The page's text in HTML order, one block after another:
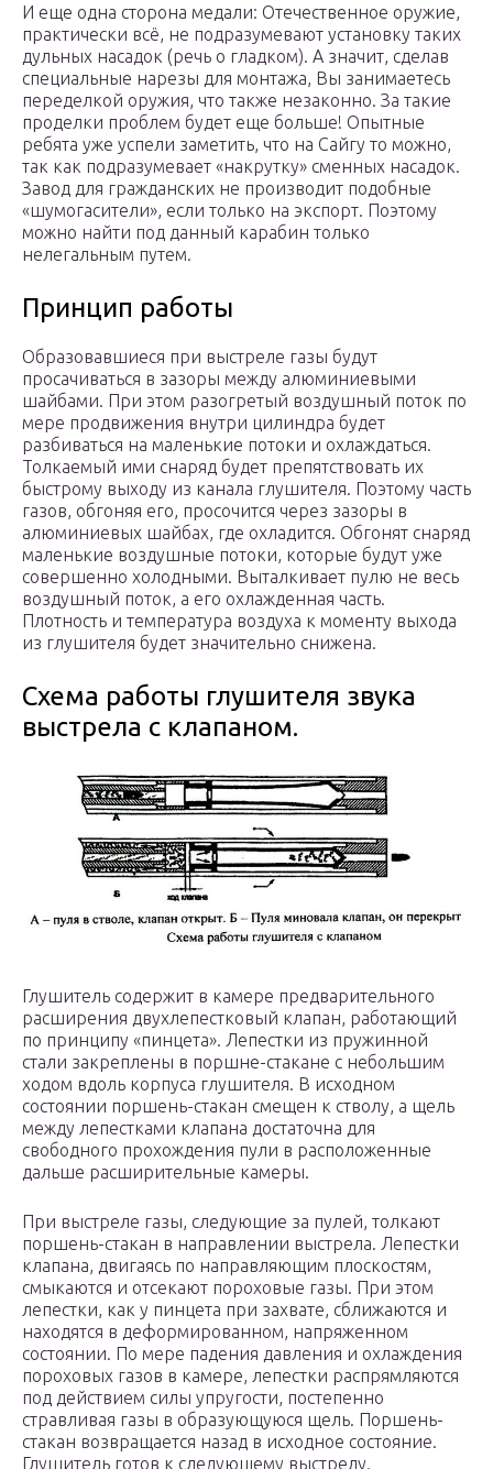
И еще одна сторона медали: Отечественное оружие,
практически всё, не подразумевают установку таких
дульных насадок (речь о гладком). А значит, сделав
специальные нарезы для монтажа, Вы занимаетесь
переделкой оружия, что также незаконно. За такие
проделки проблем будет еще больше! Опытные
ребята уже успели заметить, что на Сайгу то можно,
так как подразумевает «накрутку» сменных насадок.
Завод для гражданских не производит подобные
«шумогасители», если только на экспорт. Поэтому
можно найти под данный карабин только
нелегальным путем.
Принцип работы
Образовавшиеся при выстреле газы будут
просачиваться в зазоры между алюминиевыми
шайбами. При этом разогретый воздушный поток по
мере продвижения внутри цилиндра будет
разбиваться на маленькие потоки и охлаждаться.
Толкаемый ими снаряд будет препятствовать их
быстрому выходу из канала глушителя. Поэтому часть
газов, обгоняя его, просочится через зазоры в
алюминиевых шайбах, где охладится. Обгонят снаряд
маленькие воздушные потоки, которые будут уже
совершенно холодными. Выталкивает пулю не весь
воздушный поток, а его охлажденная часть.
Плотность и температура воздуха к моменту выхода
из глушителя будет значительно снижена.
Схема работы глушителя звука
выстрела с клапаном.
Глушитель содержит в камере предварительного
расширения двухлепестковый клапан, работающий
по принципу «пинцета». Лепестки из пружинной
стали закреплены в поршне-стакане с небольшим
ходом вдоль корпуса глушителя. В исходном
состоянии поршень-стакан смещен к стволу, а щель
между лепестками клапана достаточна для
свободного прохождения пули в расположенные
дальше расширительные камеры.
При выстреле газы, следующие за пулей, толкают
поршень-стакан в направлении выстрела. Лепестки
клапана, двигаясь по направляющим плоскостям,
смыкаются и отсекают пороховые газы. При этом
лепестки, как у пинцета при захвате, сближаются и
находятся в деформированном, напряженном
состоянии. По мере падения давления и охлаждения
пороховых газов в камере, лепестки распрямляются
под действием силы упругости, постепенно
стравливая газы в образующуюся щель. Поршень-
стакан возвращается назад в исходное состояние.
Глушитель готов к следующему выстрелу.